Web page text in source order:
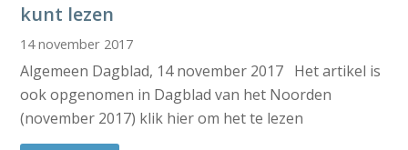
kunt lezen
14 november 2017
Algemeen Dagblad, 14 november 2017 Het artikel is
ook opgenomen in Dagblad van het Noorden
(november 2017) klik hier om het te lezen